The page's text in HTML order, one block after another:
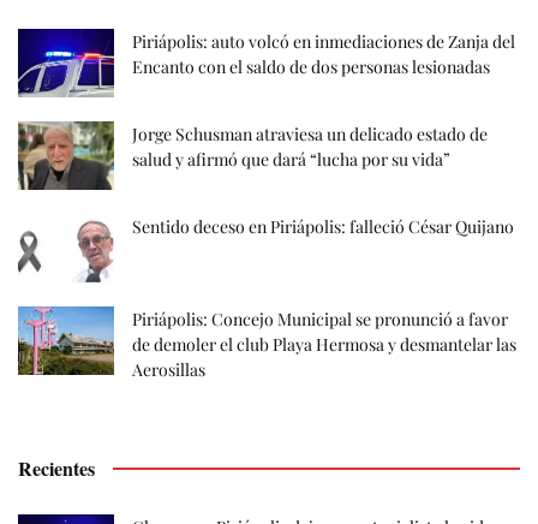
Piriápolis: auto volcó en inmediaciones de Zanja del
Encanto con el saldo de dos personas lesionadas
Jorge Schusman atraviesa un delicado estado de
salud y afirmó que dará “lucha por su vida”
Sentido deceso en Piriápolis: falleció César Quijano
Piriápolis: Concejo Municipal se pronunció a favor
de demoler el club Playa Hermosa y desmantelar las
Aerosillas
Recientes